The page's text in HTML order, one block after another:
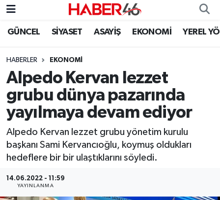
GÜNCEL SİYASET ASAYİŞ EKONOMİ YEREL
HABERLER EKONOMI
Alpedo Kervan lezzet
grubu dünya pazarında
yayılmaya devam ediyor
Alpedo Kervan lezzet grubu yönetim kurulu
başkanı Sami Kervancıoğlu, koymuş oldukları
hedeflere bir bir ulaştıklarını söyledi.
14.06.2022 - 11:59
YAYINLANMA
GÜNCEL
SİYASET
EKONOMİ
SPOR
YAŞAM
TEKNOLOJİ
SAĞLIK
Nöbetçi Eczaneler
Hava Durumu
Kahramanmaraş Namaz Vakitleri
Trafik Durumu
Süper Lig Puan Durumu ve Fikstür
Tüm Manşetler
Son Dakika Haberleri